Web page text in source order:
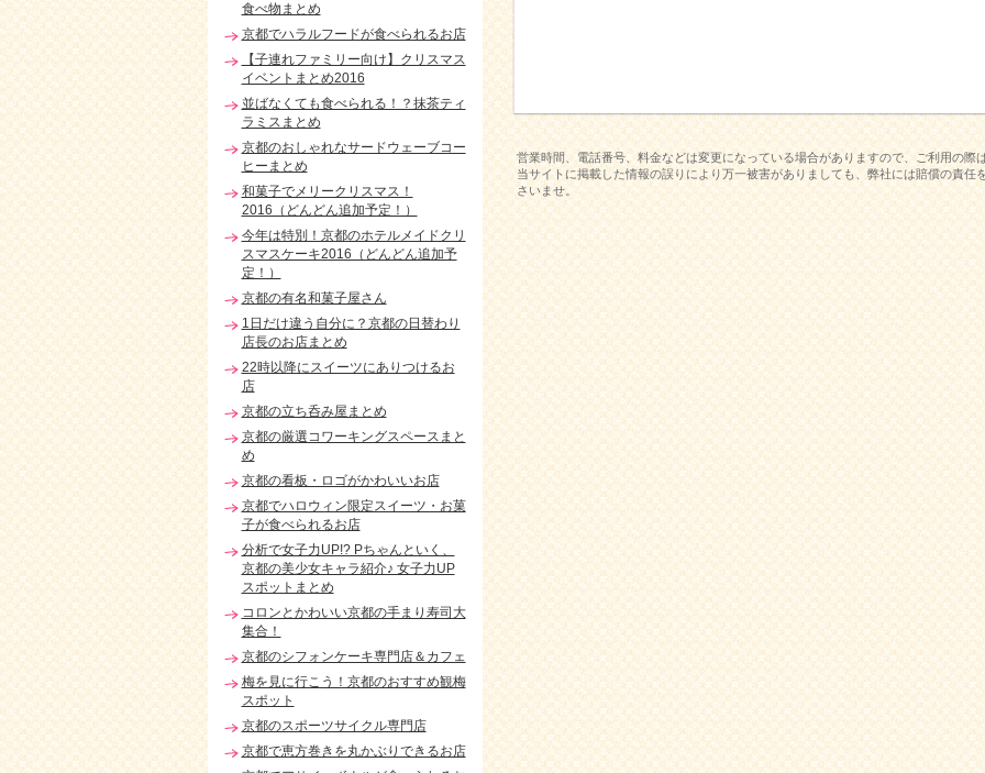
営業時間、電話番号、料金などは変更になっている場合がありますので、ご利用の際
当サイトに掲載した情報の誤りにより万一被害がありましても、弊社には賠償の責任
さいませ。
食べ物まとめ
京都でハラルフードが食べられるお店
【子連れファミリー向け】クリスマス
イベントまとめ2016
並ばなくても食べられる！？抹茶ティ
ラミスまとめ
京都のおしゃれなサードウェーブコー
ヒーまとめ
和菓子でメリークリスマス！
2016（どんどん追加予定！）
今年は特別！京都のホテルメイドクリ
スマスケーキ2016（どんどん追加予
定！）
京都の有名和菓子屋さん
1日だけ違う自分に？京都の日替わり
店長のお店まとめ
22時以降にスイーツにありつけるお
店
京都の立ち呑み屋まとめ
京都の厳選コワーキングスペースまと
め
京都の看板・ロゴがかわいいお店
京都でハロウィン限定スイーツ・お菓
子が食べられるお店
分析で女子力UP!? Pちゃんといく、
京都の美少女キャラ紹介♪ 女子力UP
スポットまとめ
コロンとかわいい京都の手まり寿司大
集合！
京都のシフォンケーキ専門店＆カフェ
梅を見に行こう！京都のおすすめ観梅
スポット
京都のスポーツサイクル専門店
京都で恵方巻きを丸かぶりできるお店